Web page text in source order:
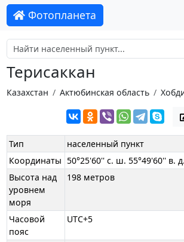
Фотопланета
Терисаккан
Казахстан Актюбинская область
Тип
населенный пункт
Координаты 50°25'60'' с. ш. 55°49'60'' в. д.
Высота над
уровнем
моря
198 метров
Часовой
пояс
UTC+5